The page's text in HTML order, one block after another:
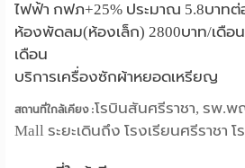
ไฟฟ้า กฟภ+25% ประมาณ 5.8บาท
ห้องพัดลม(ห้องเล็ก) 2800บาท/เดือ
เดือน
บริการเครื่องซักผ้าหยอดเหรียญ
สถานที่ใกล้เคียง :โรบินสันศรีราชา, รพ.พ
Mall ระยะเดินถึง โรงเรียนศรีราชา